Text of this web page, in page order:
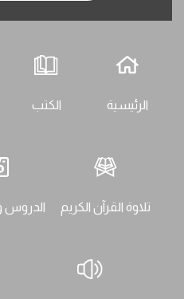
الرئيسية الكتب
تلاوة القرآن الكريم الدروس